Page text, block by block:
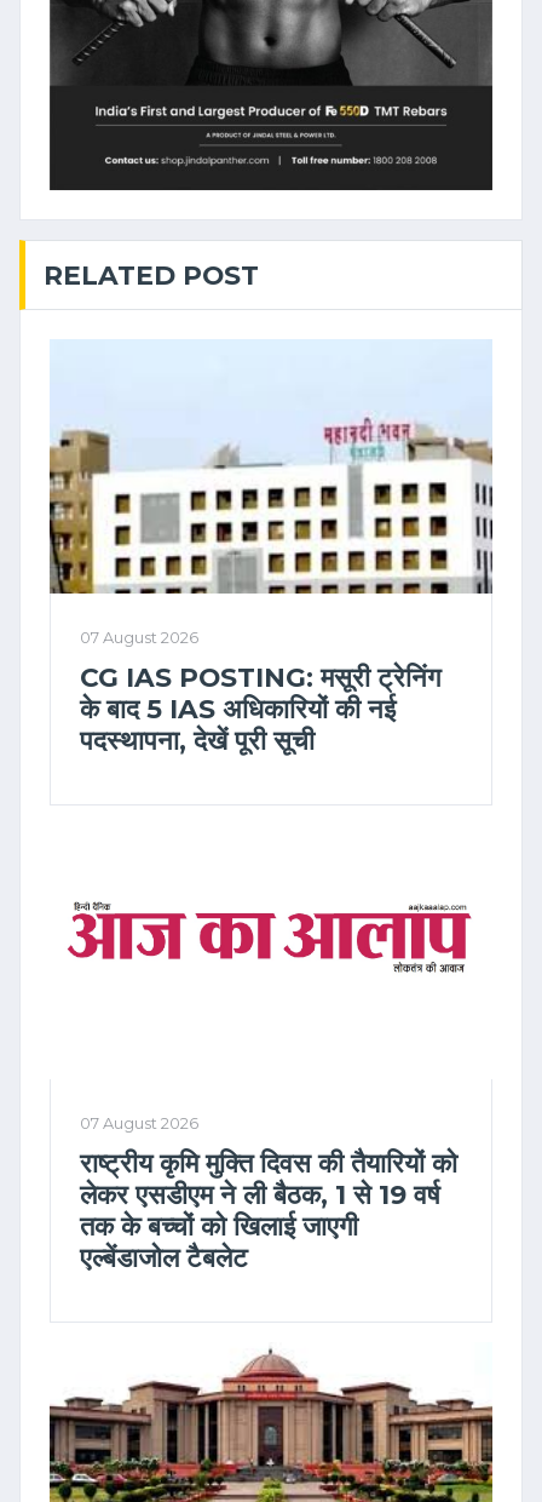
RELATED POST
07 August 2026
CG IAS POSTING: मसूरी ट्रेनिंग
के बाद 5 IAS अधिकारियों की नई
पदस्थापना, देखें पूरी सूची
07 August 2026
राष्ट्रीय कृमि मुक्ति दिवस की तैयारियों को
लेकर एसडीएम ने ली बैठक, 1 से 19 वर्ष
तक के बच्चों को खिलाई जाएगी
एल्बेंडाजोल टैबलेट